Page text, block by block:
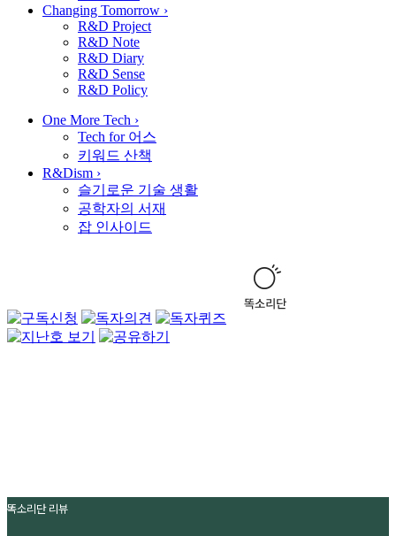
Changing Tomorrow ›
R&D Project
R&D Note
R&D Diary
R&D Sense
R&D Policy
One More Tech ›
Tech for 어스
키워드 산책
R&Dism ›
슬기로운 기술 생활
공학자의 서재
잡 인사이드
똑소리단 리뷰